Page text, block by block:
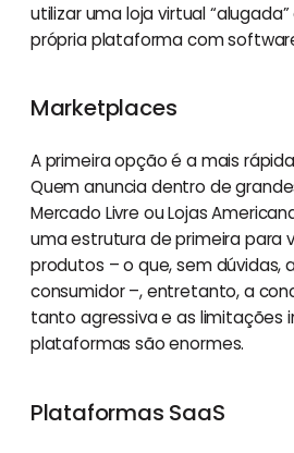
utilizar uma loja virtual
própria plataforma com
Marketplaces
A primeira opção é a mais
Quem anuncia dentro de
Mercado Livre ou Lojas
uma estrutura de primeira para
produtos – o que, sem dúvidas,
consumidor –, entretanto, a
tanto agressiva e as limitações
plataformas são enormes.
Plataformas SaaS